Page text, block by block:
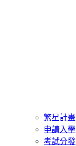
繁星計畫
申請入學
考試分發